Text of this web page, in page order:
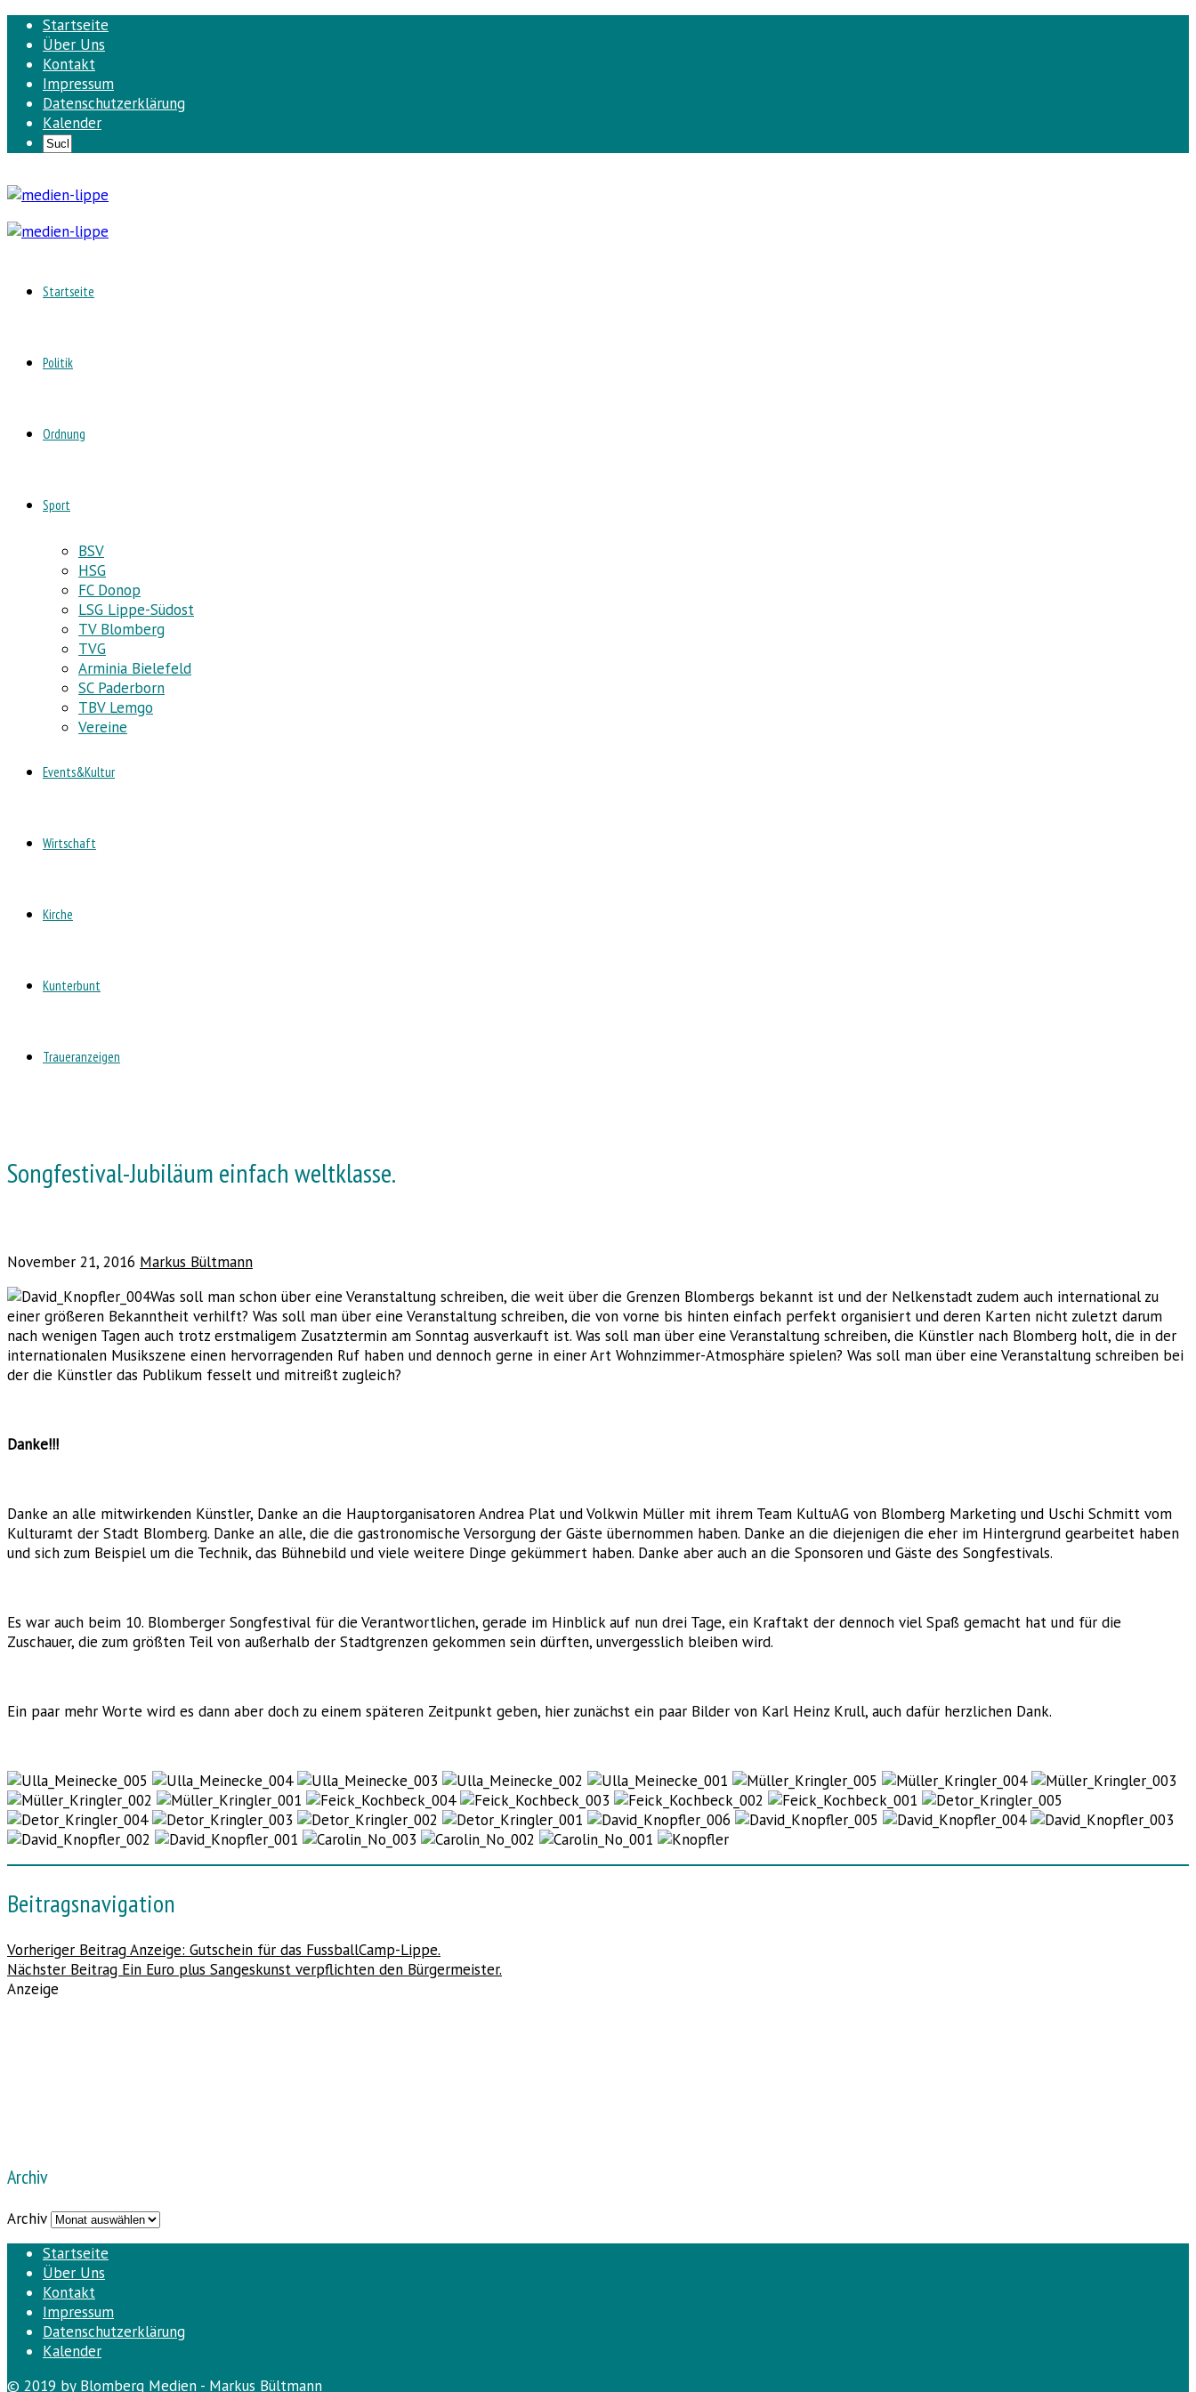
Startseite
Über Uns
Kontakt
Impressum
Datenschutzerklärung
Kalender
Startseite
Politik
Ordnung
Sport
BSV
HSG
FC Donop
LSG Lippe-Südost
TV Blomberg
TVG
Arminia Bielefeld
SC Paderborn
TBV Lemgo
Vereine
Events&Kultur
Wirtschaft
Kirche
Kunterbunt
Traueranzeigen
Songfestival-Jubiläum einfach weltklasse.
November 21, 2016 Markus Bültmann
Was soll man schon über eine Veranstaltung schreiben, die weit über die Grenzen Blombergs bekannt ist und der Nelkenstadt zudem auch international zu
einer größeren Bekanntheit verhilft? Was soll man über eine Veranstaltung schreiben, die von vorne bis hinten einfach perfekt organisiert und deren Karten nicht zuletzt darum
nach wenigen Tagen auch trotz erstmaligem Zusatztermin am Sonntag ausverkauft ist. Was soll man über eine Veranstaltung schreiben, die Künstler nach Blomberg holt, die in der
internationalen Musikszene einen hervorragenden Ruf haben und dennoch gerne in einer Art Wohnzimmer-Atmosphäre spielen? Was soll man über eine Veranstaltung schreiben bei
der die Künstler das Publikum fesselt und mitreißt zugleich?
Danke!!!
Danke an alle mitwirkenden Künstler, Danke an die Hauptorganisatoren Andrea Plat und Volkwin Müller mit ihrem Team KultuAG von Blomberg Marketing und Uschi Schmitt vom
Kulturamt der Stadt Blomberg. Danke an alle, die die gastronomische Versorgung der Gäste übernommen haben. Danke an die diejenigen die eher im Hintergrund gearbeitet haben
und sich zum Beispiel um die Technik, das Bühnebild und viele weitere Dinge gekümmert haben. Danke aber auch an die Sponsoren und Gäste des Songfestivals.
Es war auch beim 10. Blomberger Songfestival für die Verantwortlichen, gerade im Hinblick auf nun drei Tage, ein Kraftakt der dennoch viel Spaß gemacht hat und für die
Zuschauer, die zum größten Teil von außerhalb der Stadtgrenzen gekommen sein dürften, unvergesslich bleiben wird.
Ein paar mehr Worte wird es dann aber doch zu einem späteren Zeitpunkt geben, hier zunächst ein paar Bilder von Karl Heinz Krull, auch dafür herzlichen Dank.
Beitragsnavigation
Vorheriger BeitragAnzeige: Gutschein für das FussballCamp-Lippe.
Nächster Beitrag Ein Euro plus Sangeskunst verpflichten den Bürgermeister.
Anzeige
Archiv
Archiv
Startseite
Über Uns
Kontakt
Impressum
Datenschutzerklärung
Kalender
© 2019 by Blomberg Medien - Markus Bültmann